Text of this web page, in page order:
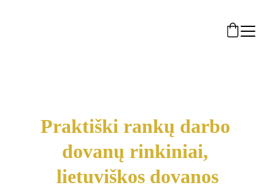
Praktiški rankų darbo
dovanų rinkiniai,
lietuviškos dovanos